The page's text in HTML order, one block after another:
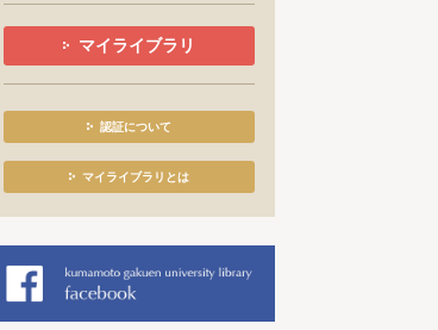
マイライブラリ
認証について
マイライブラリとは